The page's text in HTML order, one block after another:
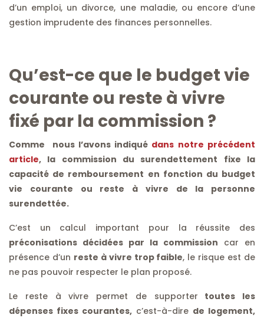
d’un emploi, un divorce, une maladie, ou encore d’une
gestion imprudente des finances personnelles.
Qu’est-ce que le budget vie
courante ou reste à vivre
fixé par la commission ?
Comme nous l’avons indiqué dans notre précédent
article, la commission du surendettement fixe la
capacité de remboursement en fonction du budget
vie courante ou reste à vivre de la personne
surendettée.
C’est un calcul important pour la réussite des
préconisations décidées par la commission car en
présence d’un reste à vivre trop faible, le risque est de
ne pas pouvoir respecter le plan proposé.
Le reste à vivre permet de supporter toutes les
dépenses fixes courantes, c’est-à-dire de logement,